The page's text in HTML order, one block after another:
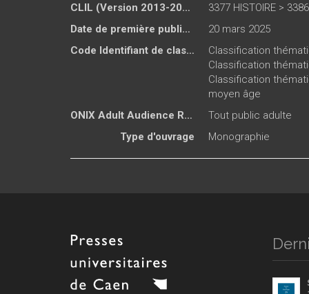
CLIL (Version 2013-2019 )
3377 HISTOIRE >
Date de première publication du titre
20 mars 2025
Code Identifiant de classement sujet
Classification
Classification
Classification
moyen âge
ONIX Adult Audience Rating
Tout public adulte
Type d'ouvrage
Monographie